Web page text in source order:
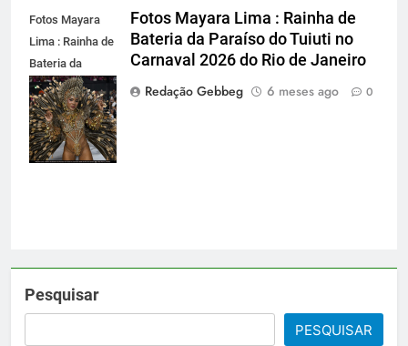
Fotos Mayara
Lima : Rainha de
Bateria da
Paraíso do Tuiuti
no Carnaval
2026 do Rio de
Janeiro
Fotos Mayara Lima : Rainha de
Bateria da Paraíso do Tuiuti no
Carnaval 2026 do Rio de Janeiro
Redação Gebbeg
6 meses ago 0
Pesquisar
PESQUISAR